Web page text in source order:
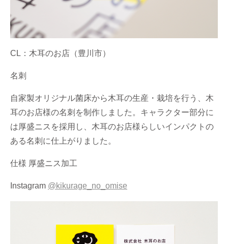
CL：木耳のお店（豊川市）
名刺
自家製オリジナル菌床から木耳の生産・栽培を行う、木
耳のお店様の名刺を制作しました。キャラクター部分に
は厚盛ニスを採用し、木耳のお店様らしいインパクトの
ある名刺に仕上がりました。
仕様 厚盛ニス加工
Instagram @kikurage_no_omise